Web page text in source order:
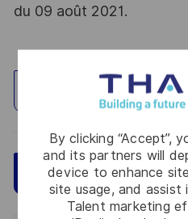
By clicking “Accept”,
and its partners will
device to enhance
site usage, and assist
Talent marketing
du 09 août 2021.
Explore Location
Apply Now